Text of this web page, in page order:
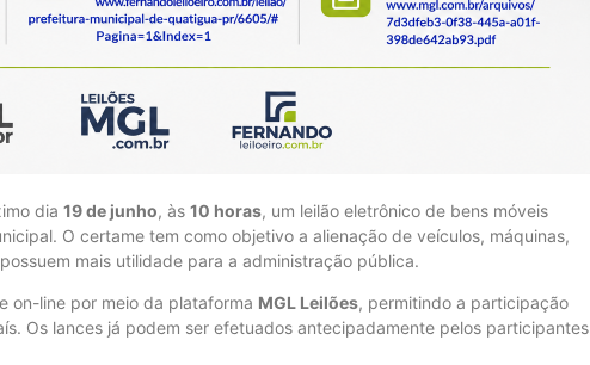
dia 19 de junho, às 10 horas, um leilão eletrônico de bens móveis
O certame tem como objetivo a alienação de veículos, máquinas,
mais utilidade para a administração pública.
on-line por meio da plataforma MGL Leilões, permitindo a participação
Os lances já podem ser efetuados antecipadamente pelos participantes